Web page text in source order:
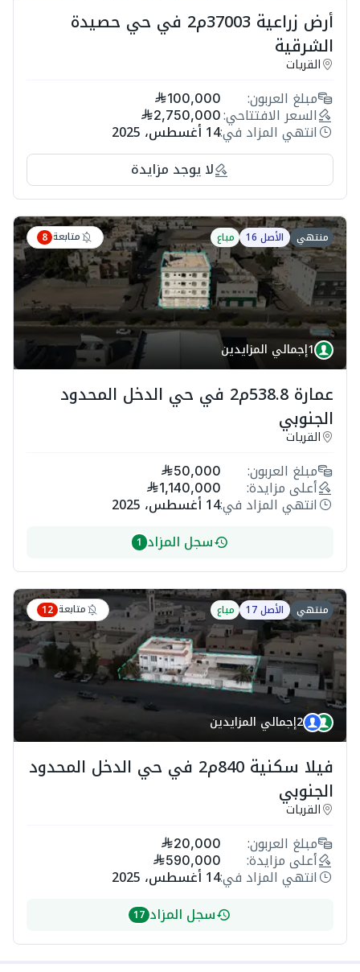
أرض زراعية 37003م2 في حي حصيدة
الشرقية
القريات
مبلغ العربون: 100,000
السعر الافتتاحي: 2,750,000
انتهي المزاد في:14 أغسطس، 2025
لا يوجد مزايدة
منتهي الأصل 16 مباع متابعة 8
1إجمالي المزايدين
عمارة 538.8م2 في حي الدخل المحدود
الجنوبي
القريات
مبلغ العربون: 50,000
أعلى مزايدة: 1,140,000
انتهي المزاد في:14 أغسطس، 2025
سجل المزاد 1
منتهي الأصل 17 مباع متابعة 12
2إجمالي المزايدين
فيلا سكنية 840م2 في حي الدخل المحدود
الجنوبي
القريات
مبلغ العربون: 20,000
أعلى مزايدة: 590,000
انتهي المزاد في:14 أغسطس، 2025
سجل المزاد 17